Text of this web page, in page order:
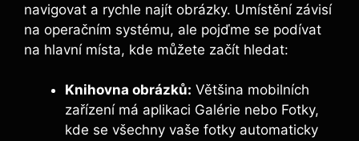
navigovat a rychle najít obrázky. Umístění závisí
na operačním systému, ale pojďme se podívat
na hlavní místa, kde můžete začít hledat:
Knihovna obrázků: Většina mobilních
zařízení má aplikaci Galérie nebo Fotky,
kde se všechny vaše fotky automaticky